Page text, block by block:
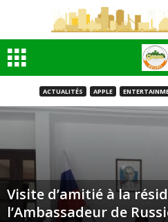
ACTUALITÉS APPLE
Visite d’amitié à la
l’Ambassadeur de